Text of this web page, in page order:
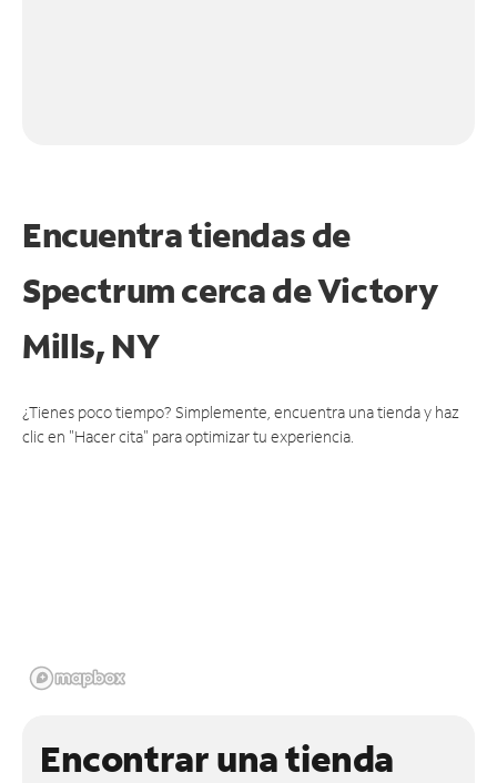
Encuentra tiendas de
Spectrum cerca deVictory
Mills, NY
¿Tienes poco tiempo? Simplemente, encuentra una tienda y haz
clic en "Hacer cita" para optimizar tu experiencia.
Encontrar una tienda